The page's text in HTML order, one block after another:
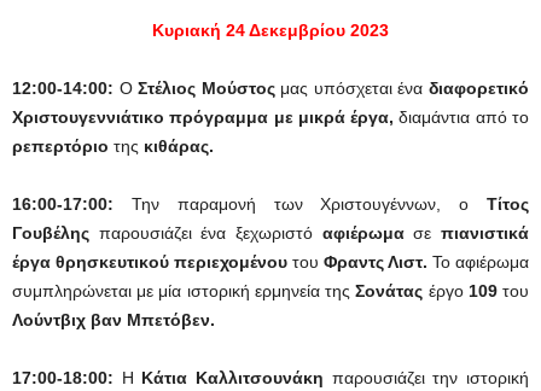
Κυριακή 24 Δεκεμβρίου 2023
12:00-14:00: ΟΣτέλιος Μούστοςμας υπόσχεται έναδιαφορετικό
Χριστουγεννιάτικο πρόγραμμα με μικρά έργα, διαμάντια από το
ρεπερτόριο της κιθάρας.
16:00-17:00: Την παραμονή των Χριστουγέννων, oΤίτος
Γουβέλης παρουσιάζει ένα ξεχωριστό αφιέρωμασεπιανιστικά
έργα θρησκευτικού περιεχομένου του Φραντς Λιστ. Το αφιέρωμα
συμπληρώνεται με μία ιστορική ερμηνεία τηςΣονάτας έργο 109του
Λούντβιχ βαν Μπετόβεν.
17:00-18:00: Η Κάτια Καλλιτσουνάκη παρουσιάζει την ιστορική